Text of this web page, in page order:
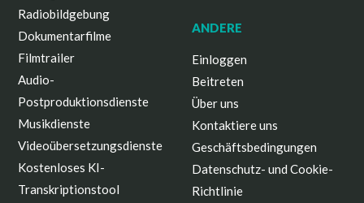
Radiobildgebung
Dokumentarfilme
Filmtrailer
Audio-
Postproduktionsdienste
Musikdienste
Videoübersetzungsdienste
Kostenloses KI-
Transkriptionstool
ANDERE
Einloggen
Beitreten
Über uns
Kontaktiere uns
Geschäftsbedingungen
Datenschutz- und Cookie-
Richtlinie